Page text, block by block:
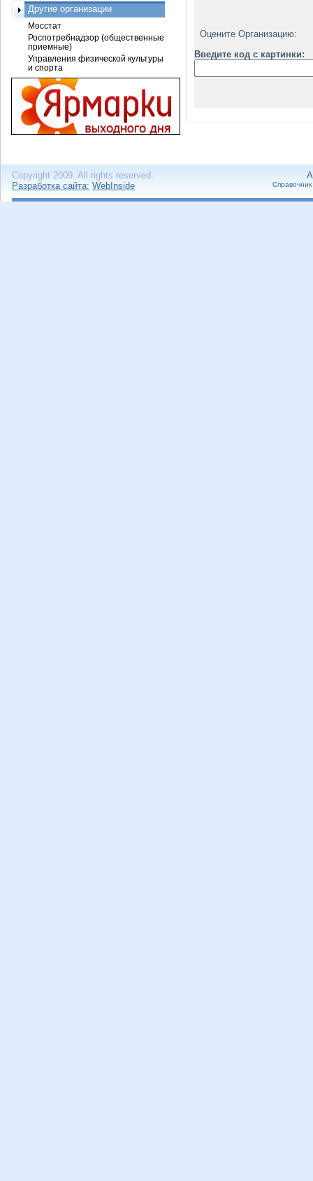
Оцените Организацию:
Введите код с картинки:
Другие организации
Мосстат
Роспотребнадзор (общественные
приемные)
Управления физической культуры
и спорта
Copyright 2009. All rights reserved.
Разработка сайта: WebInside